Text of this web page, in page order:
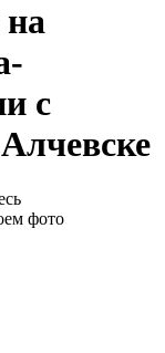
на
с
фото